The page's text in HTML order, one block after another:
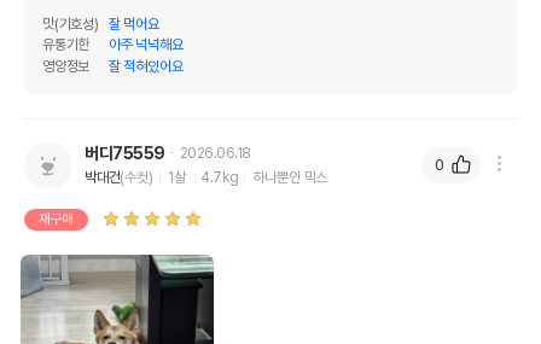
맛(기호성)
잘 먹어요
유통기한
아주 넉넉해요
영양정보
잘 적혀있어요
버디75559
2026.06.18
박대건(수컷) 1살 4.7kg 하나뿐인 믹스
재구매
0